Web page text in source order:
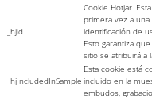
_hjid
Cookie Hotjar.
primera vez a una
identificación de
Esto garantiza
sitio se atribuirá a
_hjIncludedInSample
Esta cookie está
incluido en la
embudos,